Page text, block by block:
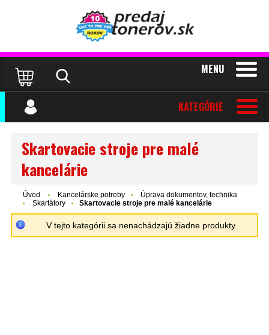
MENU
KATEGÓRIE
Skartovacie stroje pre malé
kancelárie
Úvod Kancelárske potreby
Úprava dokumentov, technika
Skartátory
Skartovacie stroje pre malé kancelárie
V tejto kategórii sa nenachádzajú žiadne produkty.